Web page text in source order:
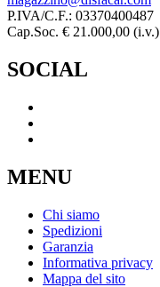
P.IVA/C.F.: 03370400487
Cap.Soc. € 21.000,00 (i.v.)
SOCIAL
MENU
Chi siamo
Spedizioni
Garanzia
Informativa privacy
Mappa del sito